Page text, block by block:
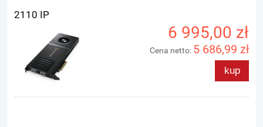
2110 IP
6 995,00 zł
Cena netto: 5 686,99 zł
kup